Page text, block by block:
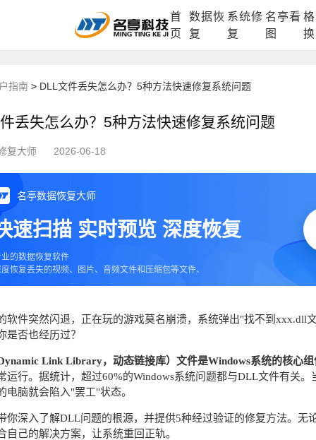
首
页
数据恢
复
系统修
复
名亭看
图
换
DLL修复中心 电脑数据恢复 格式化数据
指南 > DLL文件丢失怎么办？5种方法快速修复系统问题
丢失怎么办？5种方法快速修复系统问题
复大师 2026-06-18
名亭数据恢复大师
速扫描 实时预览 深度恢复
的数据恢复软件
恢复丢失的视频、图片、音频文件和压缩包等文件、
软件突然闪退，正在玩的游戏莫名崩溃，系统弹出"找不到
是否也经历过？
Link Library，动态链接库）文件是Windows系统的核心组
运行。据统计，超过60%的Windows系统问题都与DLL文件有关
电脑就会陷入"罢工"状态。
你深入了解DLL问题的根源，并提供5种经过验证的修复方法。无
自己的解决方案，让系统重回正轨。